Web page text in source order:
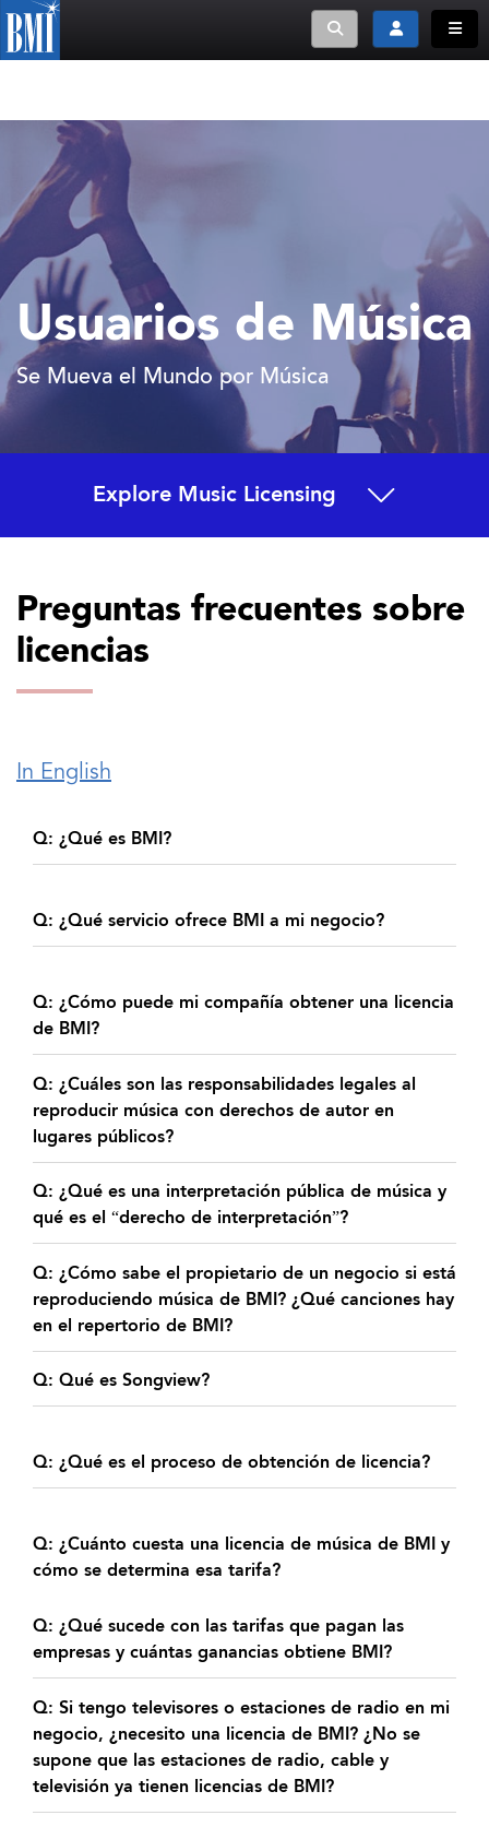
Toggle searchToggle login
Usuarios de Música
Se Mueva el Mundo por Música
Explore Music Licensing
Preguntas frecuentes sobre
licencias
In English
Q: ¿Qué es BMI?
Q: ¿Qué servicio ofrece BMI a mi negocio?
Q: ¿Cómo puede mi compañía obtener una licencia
de BMI?
Q: ¿Cuáles son las responsabilidades legales al
reproducir música con derechos de autor en
lugares públicos?
Q: ¿Qué es una interpretación pública de música y
qué es el “derecho de interpretación”?
Q: ¿Cómo sabe el propietario de un negocio si está
reproduciendo música de BMI? ¿Qué canciones hay
en el repertorio de BMI?
Q: Qué es Songview?
Q: ¿Qué es el proceso de obtención de licencia?
Q: ¿Cuánto cuesta una licencia de música de BMI y
cómo se determina esa tarifa?
Q: ¿Qué sucede con las tarifas que pagan las
empresas y cuántas ganancias obtiene BMI?
Q: Si tengo televisores o estaciones de radio en mi
negocio, ¿necesito una licencia de BMI? ¿No se
supone que las estaciones de radio, cable y
televisión ya tienen licencias de BMI?